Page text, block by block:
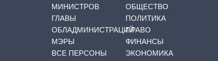
МИНИСТРОВ
ГЛАВЫ
ОБЛАДМИНИСТРАЦИЙ
МЭРЫ
ВСЕ ПЕРСОНЫ
ОБЩЕСТВО
ПОЛИТИКА
ПРАВО
ФИНАНСЫ
ЭКОНОМИКА